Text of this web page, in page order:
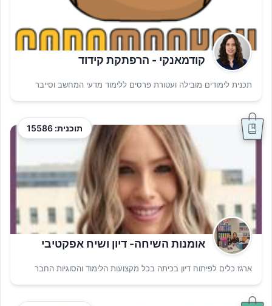
קודמאנקי - הרפתקת קידוד
תכנית לימודים מובילה ועטורת פרסים ללימוד מדעי המחשב וסייבר
תוכנית: 15586
אומנות השיחה- דיון ושיח אפקטיבי
ארגז כלים לפיתוח דיון בכיתה בכל מקצועות הלימוד והסוגיות החבר